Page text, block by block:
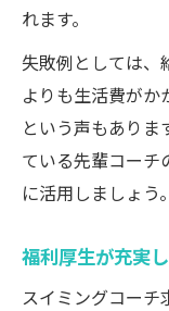
れます。
失敗例としては、
よりも生活費がか
という声もあり
ている先輩コーチ
に活用しましょう。
福利厚生が充実
スイミングコーチ